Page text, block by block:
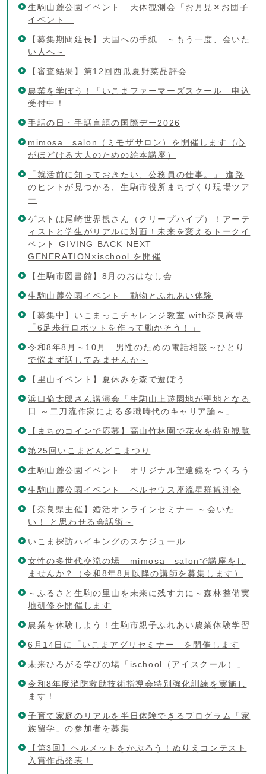
生駒山麓公園イベント 天体観測会「お月見✕お団子
イベント」
【募集期間延長】天国への手紙 ～もう一度、会いた
い人へ～
【審査結果】第12回西瓜夏野菜品評会
農業を学ぼう！「いこまファーマーズスクール」申込
受付中！
手話の日・手話言語の国際デー2026
mimosa salon（ミモザサロン）を開催します（心
がほどける大人のための絵本講座）
「就活前に知っておきたい、公務員の仕事。」 進路
のヒントが見つかる、生駒市役所まちづくり現場ツア
ー
ゲストは尾崎世界観さん（クリープハイプ）！アーテ
ィストと学生がリアルに対面！未来を変えるトークイ
ベント GIVING BACK NEXT
GENERATION×ischool を開催
【生駒市図書館】8月のおはなし会
生駒山麓公園イベント 動物とふれあい体験
【募集中】いこまっこチャレンジ教室 with奈良高専
「6足歩行ロボットを作って動かそう！」
令和8年8月～10月 男性のための電話相談～ひとり
で悩まず話してみませんか～
【里山イベント】夏休みを森で遊ぼう
浜口倫太郎さん講演会「生駒山上遊園地が聖地となる
日 ～二刀流作家による多職時代のキャリア論～」
【まちのコインで応募】高山竹林園で花火を特別観覧
第25回いこまどんどこまつり
生駒山麓公園イベント オリジナル望遠鏡をつくろう
生駒山麓公園イベント ペルセウス座流星群観測会
【奈良県主催】婚活オンラインセミナー ～会いた
い！ と思わせる会話術～
いこま探訪ハイキングのスケジュール
女性の多世代交流の場 mimosa salonで講座をし
ませんか？（令和8年8月以降の講師を募集します）
～ふるさと生駒の里山を未来に残す力に～森林整備実
地研修を開催します
農業を体験しよう！生駒市親子ふれあい農業体験学習
6月14日に「いこまアグリセミナー」を開催します
未来ひろがる学びの場「ischool（アイスクール）」
令和8年度消防救助技術指導会特別強化訓練を実施し
ます！
子育て家庭のリアルを半日体験できるプログラム「家
族留学」の参加者を募集
【第3回】ヘルメットをかぶろう！ぬりえコンテスト
入賞作品発表！